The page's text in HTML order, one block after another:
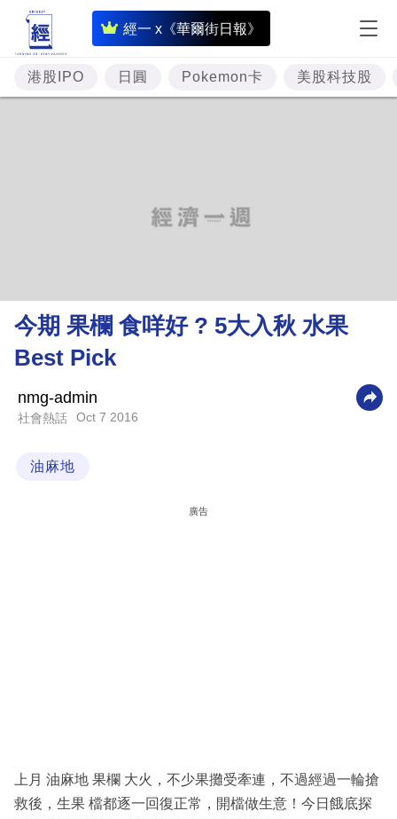
經一 x《華爾街日報》
即
時
財
經
理
財
商
科
區
港股IPO 日圓 Pokemon卡 美股科技股
今期 果欄 食咩好 ? 5大入秋 水果
Best Pick
nmg-admin
社會熱話 Oct 7 2016
油麻地
廣告
上月 油麻地 果欄 大火，不少果攤受牽連，不過經過一輪搶
救後，生果 檔都逐一回復正常，開檔做生意！今日餓底探